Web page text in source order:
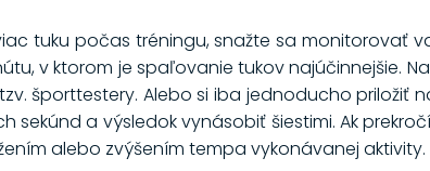
tuku počas tréningu, snažte sa monitorovať
v ktorom je spaľovanie tukov najúčinnejšie.
športtestery. Alebo si iba jednoducho priložiť
a výsledok vynásobiť šiestimi. Ak
alebo zvýšením tempa vykonávanej aktivity.